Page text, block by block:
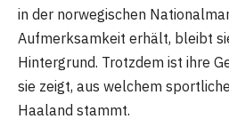
in der norwegischen
Aufmerksamkeit erhält, bleibt
Hintergrund. Trotzdem ist ihre
sie zeigt, aus welchem
Haaland stammt.